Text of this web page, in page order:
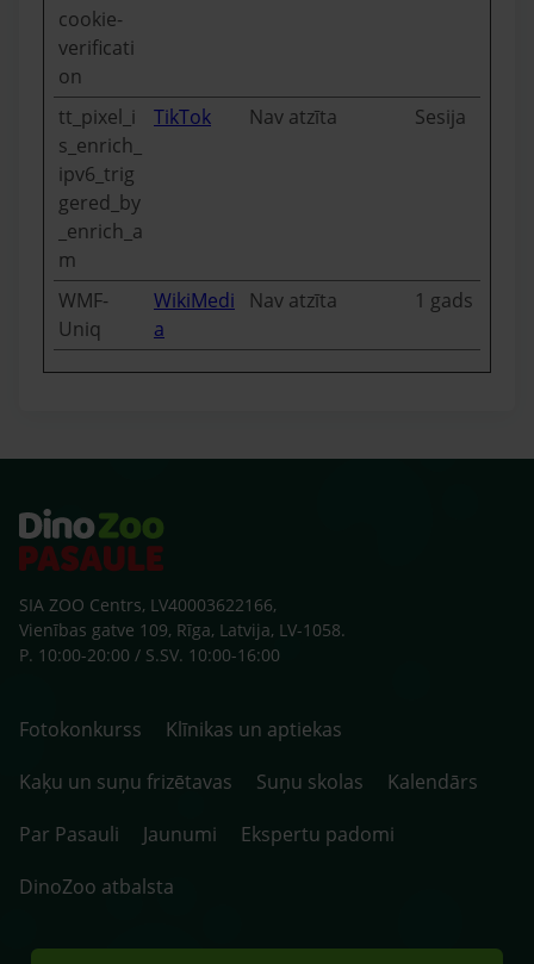
cookie-
verificati
on
tt_pixel_i
s_enrich_
ipv6_trig
gered_by
_enrich_a
m
TikTok Nav atzīta Sesija
WMF-
Uniq
WikiMedi
a
Nav atzīta 1 gads
SIA ZOO Centrs, LV40003622166,
Vienības gatve 109, Rīga, Latvija, LV-1058.
P. 10:00-20:00 / S.SV. 10:00-16:00
Fotokonkurss
Klīnikas un aptiekas
Kaķu un suņu frizētavas
Suņu skolas
Kalendārs
Par Pasauli
Jaunumi
Ekspertu padomi
DinoZoo atbalsta